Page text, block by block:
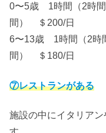
0〜5歳 1時間（2時間
間） ＄200/日
6〜13歳 1時間（2時
間） ＄180/日
⑦レストランがある
施設の中にイタリア